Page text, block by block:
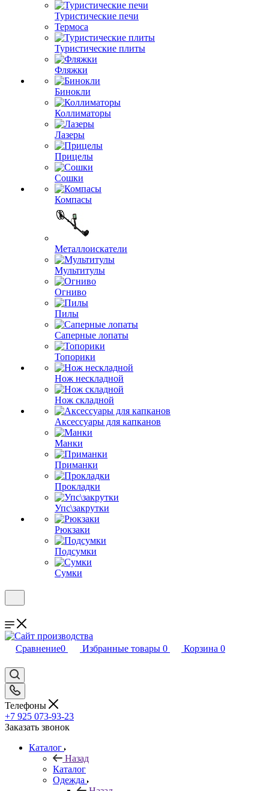
Туристические печи
Термоса
Туристические плиты
Фляжки
Бинокли
Коллиматоры
Лазеры
Прицелы
Сошки
Компасы
Металлоискатели
Мультитулы
Огниво
Пилы
Саперные лопаты
Топорики
Нож нескладной
Нож складной
Аксессуары для капканов
Манки
Приманки
Прокладки
Упс\закрутки
Рюкзаки
Подсумки
Сумки
Сравнение0 Избранные товары 0 Корзина 0
Телефоны
+7 925 073-93-23
Заказать звонок
Каталог
Назад
Каталог
Одежда